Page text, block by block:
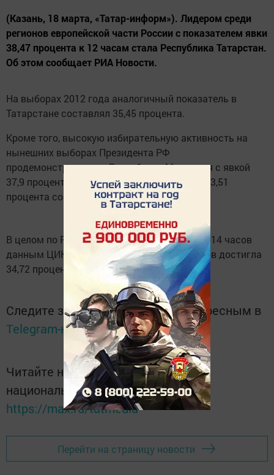
(Казань, 18 марта, «Татар-информ»). Лидером среди
регионов европейской части России с показателем явки
38,47 процента к 12 часам стала Республика Татарстан.
Об этом сообщает РИА Новости.
На выборах 2012 года аналогичный показатель в
Татарстане составлял 35,45 процента.
Кроме того, высокую избирательную активность на
нынешних выборах Президента РФ
продемонстрировали Республика Мордовия с явкой
37,9 процента и Брянская область с явкой 33,51
процента соответственно.
В целом по России, согласно озвученным в 14 часов
данным ЦИК, явка по состоянию на 12 часов достигла
34,72 процента.
Следите за самым важным и интересным в
Telegram-каналеТатмедиа
Читайте новости Татарстана в
национальном мессенджере MАХ:
https://max.ru/tatmedia
Перейти на страницу новости